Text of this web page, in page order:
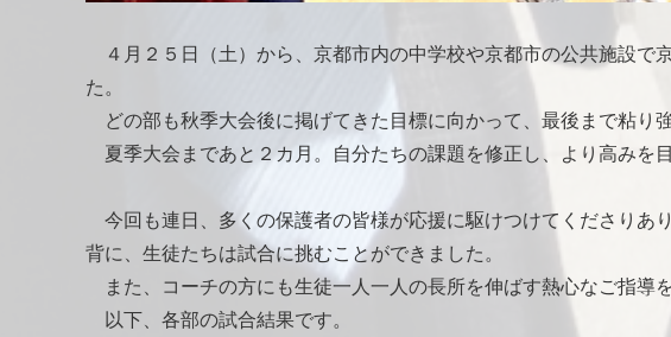
４月２５日（土）から、京都市内の中学校や京都市の公共施設で
た。
どの部も秋季大会後に掲げてきた目標に向かって、最後まで粘り
夏季大会まであと２カ月。自分たちの課題を修正し、より高みを
今回も連日、多くの保護者の皆様が応援に駆けつけてくださりあ
背に、生徒たちは試合に挑むことができました。
また、コーチの方にも生徒一人一人の長所を伸ばす熱心なご指導
以下、各部の試合結果です。